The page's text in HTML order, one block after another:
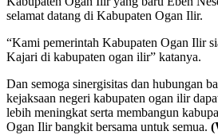
selamat datang di Kabupaten Ogan Ilir.
“Kami pemerintah Kabupaten Ogan Ilir
Kajari di kabupaten ogan ilir” katanya.
Dan semoga sinergisitas dan hubungan
kejaksaan negeri kabupaten ogan ilir
lebih meningkat serta membangun
Ogan Ilir bangkit bersama untuk semua.